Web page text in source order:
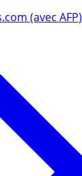
(avec AFP)